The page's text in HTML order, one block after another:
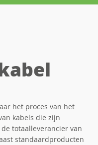
het proces van het
kabels die zijn
totaalleverancier van
standaardproducten